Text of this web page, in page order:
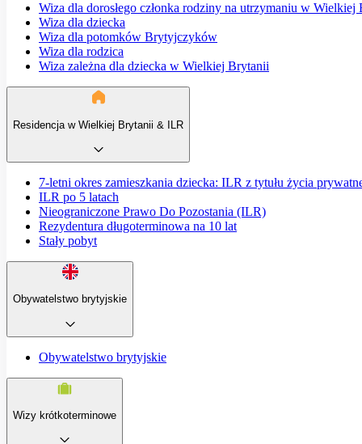
Wiza dla dorosłego członka rodziny na utrzymaniu w Wielkiej
Wiza dla dziecka
Wiza dla potomków Brytyjczyków
Wiza dla rodzica
Wiza zależna dla dziecka w Wielkiej Brytanii
Residencja w Wielkiej Brytanii & ILR
7-letni okres zamieszkania dziecka: ILR z tytułu życia
ILR po 5 latach
Nieograniczone Prawo Do Pozostania (ILR)
Rezydentura długoterminowa na 10 lat
Stały pobyt
Obywatelstwo brytyjskie
Obywatelstwo brytyjskie
Wizy krótkoterminowe